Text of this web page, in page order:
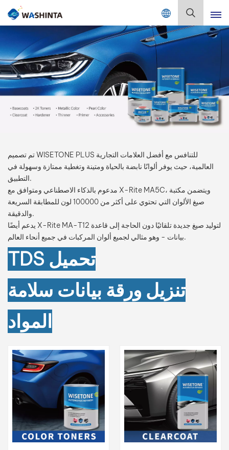
Mix Color Online
English
Français
Deutsch
Español
日本語
한국어
中文
تم تصميم WISETONE PLUS للتنافس مع أفضل العلامات التجارية
العالمية، حيث يوفر ألوانًا نابضة بالحياة ومتينة وتغطية ممتازة وسهولة في
التطبيق.
مدعوم بالذكاء الاصطناعي ومتوافق مع X-Rite MA5C، ويتضمن مكتبة
صيغ الألوان التي تحتوي على أكثر من 100000 لون للمطابقة السريعة
والدقيقة.
يدعم أيضًا X-Rite MA-T12 لتوليد صيغ جديدة تلقائيًا دون الحاجة إلى قاعدة
بيانات - وهو مثالي لجميع ألوان المركبات في جميع أنحاء العالم.
TDS تحميل
تنزيل ورقة بيانات سلامة
المواد